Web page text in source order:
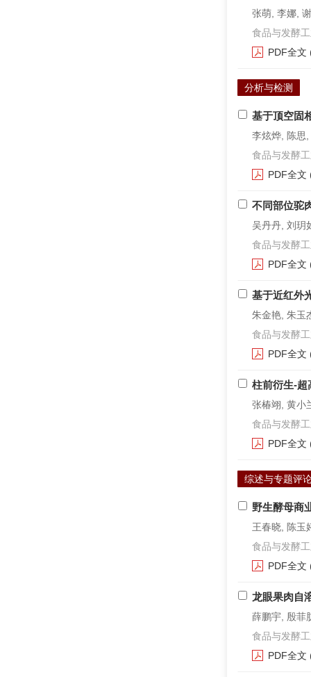
张萌, 李娜,
食品与发酵
PDF全文
分析与检测
基于顶空固
李炫烨, 陈思
食品与发酵
PDF全文
不同部位驼
吴丹丹, 刘玥
食品与发酵
PDF全文
基于近红外
朱金艳, 朱玉
食品与发酵
PDF全文
柱前衍生-超
张椿翊, 黄小
食品与发酵
PDF全文
综述与专题评
野生酵母商
王春晓, 陈玉
食品与发酵
PDF全文
龙眼果肉自
薛鹏宇, 殷菲
食品与发酵
PDF全文